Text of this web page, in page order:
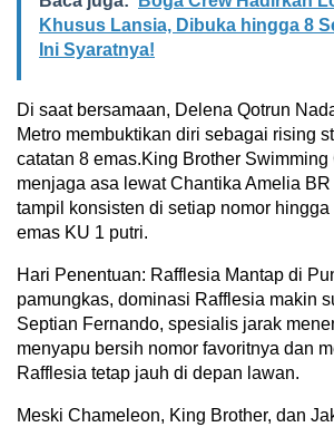
Khusus Lansia, Dibuka hingga 8
Ini Syaratnya!
Di saat bersamaan, Delena Qotrun
Metro membuktikan diri sebagai rising
catatan 8 emas.King Brother Swimming
menjaga asa lewat Chantika Amelia
tampil konsisten di setiap nomor
emas KU 1 putri.
Hari Penentuan: Rafflesia Mantap di
pamungkas, dominasi Rafflesia makin
Septian Fernando, spesialis jarak
menyapu bersih nomor favoritnya dan
Rafflesia tetap jauh di depan lawan.
Meski Chameleon, King Brother, dan